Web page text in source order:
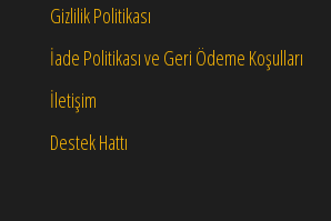
Gizlilik Politikası
İade Politikası ve Geri Ödeme Koşulları
İletişim
Destek Hattı